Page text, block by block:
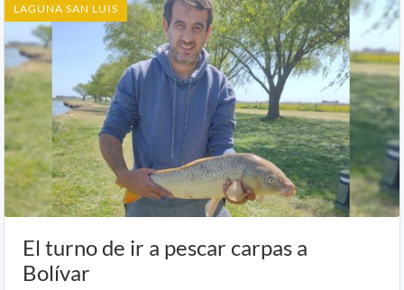
LAGUNA SAN LUIS
El turno de ir a pescar carpas a
Bolívar